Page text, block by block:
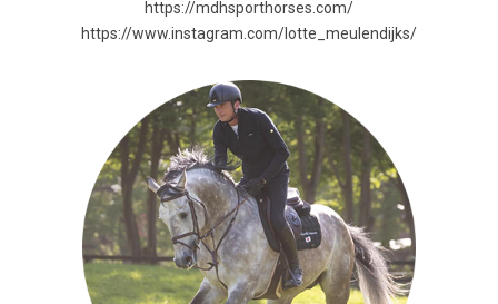
https://mdhsporthorses.com/
https://www.instagram.com/lotte_meulendijks/